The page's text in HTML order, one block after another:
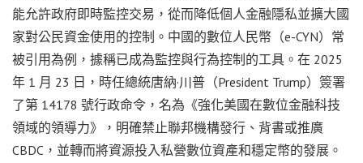
能允許政府即時監控交易，從而降低個人金融隱私並擴大國
家對公民資金使用的控制。中國的數位人民幣（e-CYN）常
被引用為例，據稱已成為監控與行為控制的工具。在 2025
年 1 月 23 日，時任總統唐納·川普（President Trump）簽署
了第 14178 號行政命令，名為《強化美國在數位金融科技
領域的領導力》，明確禁止聯邦機構發行、背書或推廣
CBDC，並轉而將資源投入私營數位資產和穩定幣的發展。